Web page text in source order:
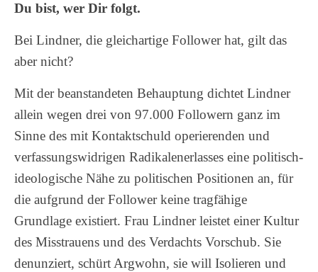
Du bist, wer Dir folgt.
Bei Lindner, die gleichartige Follower hat, gilt das
aber nicht?
Mit der beanstandeten Behauptung dichtet Lindner
allein wegen drei von 97.000 Followern ganz im
Sinne des mit Kontaktschuld operierenden und
verfassungswidrigen Radikalenerlasses eine politisch-
ideologische Nähe zu politischen Positionen an, für
die aufgrund der Follower keine tragfähige
Grundlage existiert. Frau Lindner leistet einer Kultur
des Misstrauens und des Verdachts Vorschub. Sie
denunziert, schürt Argwohn, sie will Isolieren und